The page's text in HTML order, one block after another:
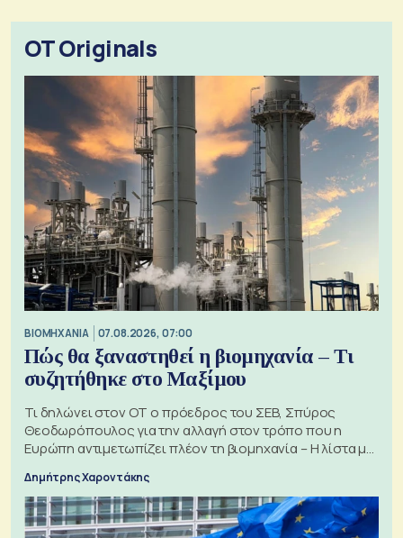
OT Originals
ΒΙΟΜΗΧΑΝΙΑ 07.08.2026, 07:00
Πώς θα ξαναστηθεί η βιομηχανία – Τι
συζητήθηκε στο Μαξίμου
Τι δηλώνει στον ΟΤ ο πρόεδρος του ΣΕΒ, Σπύρος
Θεοδωρόπουλος για την αλλαγή στον τρόπο που η
Ευρώπη αντιμετωπίζει πλέον τη βιομηχανία – Η λίστα με
Δημήτρης Χαροντάκης